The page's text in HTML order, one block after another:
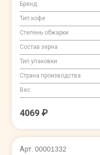
Бренд
Тип кофе
Степень обжарки
Состав зерна
Тип упаковки
Страна производства
Вес
4069 ₽
Арт. 00001332